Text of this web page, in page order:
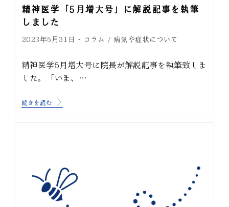
精神医学「5月増大号」に解説記事を執筆
しました
2023年5月31日 コラム / 病気や症状について
精神医学5月増大号に院長が解説記事を執筆致しま
した。「いま、…
続きを読む